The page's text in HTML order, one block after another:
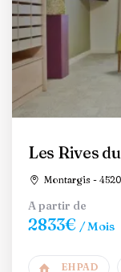
Les Rives
Montargis -
A partir de
2833€ / Mois
EHPAD